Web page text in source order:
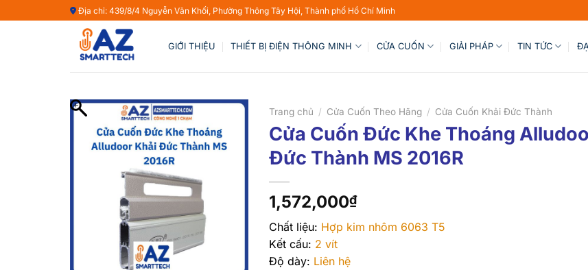
qua
Địa chỉ: 439/8/4 Nguyễn Văn Khối, Phường Thông Tây Hội, Thành phố Hồ Chí Minh
GIỚI THIỆU THIẾT BỊ ĐIỆN THÔNG MINH CỬA CUỐN GIẢI PHÁP TIN TỨC
Trang chủ / Cửa Cuốn Theo Hãng / Cửa Cuốn Khải Đức Thành
Cửa Cuốn Đức Khe Thoáng
Đức Thành MS 2016R
1,572,000₫
Chất liệu: Hợp kim nhôm 6063 T5
Kết cấu: 2 vít
Độ dày: Liên hệ